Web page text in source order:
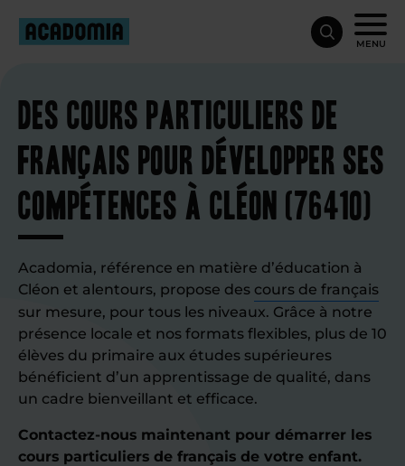
MENU
Des cours particuliers de
français pour développer ses
compétences à Cléon (76410)
Acadomia, référence en matière d’éducation à
Cléon et alentours, propose des cours de français
sur mesure, pour tous les niveaux. Grâce à notre
présence locale et nos formats flexibles, plus de 10
élèves du primaire aux études supérieures
bénéficient d’un apprentissage de qualité, dans
un cadre bienveillant et efficace.
Contactez-nous maintenant pour démarrer les
cours particuliers de français de votre enfant.